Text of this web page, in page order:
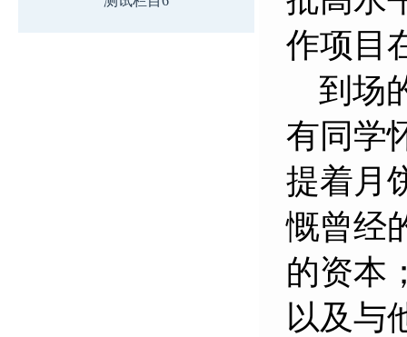
作项目
到场
有同学
提着月
慨曾经
的资本
以及与